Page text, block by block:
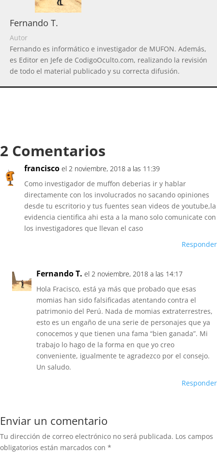
Fernando T.
Autor
Fernando es informático e investigador de MUFON. Además,
es Editor en Jefe de CodigoOculto.com, realizando la revisión
de todo el material publicado y su correcta difusión.
2 Comentarios
francisco el 2 noviembre, 2018 a las 11:39
Como investigador de muffon deberias ir y hablar
directamente con los involucrados no sacando opiniones
desde tu escritorio y tus fuentes sean videos de youtube,la
evidencia cientifica ahi esta a la mano solo comunicate con
los investigadores que llevan el caso
Responder
Fernando T. el 2 noviembre, 2018 a las 14:17
Hola Fracisco, está ya más que probado que esas
momias han sido falsificadas atentando contra el
patrimonio del Perú. Nada de momias extraterrestres,
esto es un engaño de una serie de personajes que ya
conocemos y que tienen una fama “bien ganada”. Mi
trabajo lo hago de la forma en que yo creo
conveniente, igualmente te agradezco por el consejo.
Un saludo.
Responder
Enviar un comentario
Tu dirección de correo electrónico no será publicada. Los campos
obligatorios están marcados con *